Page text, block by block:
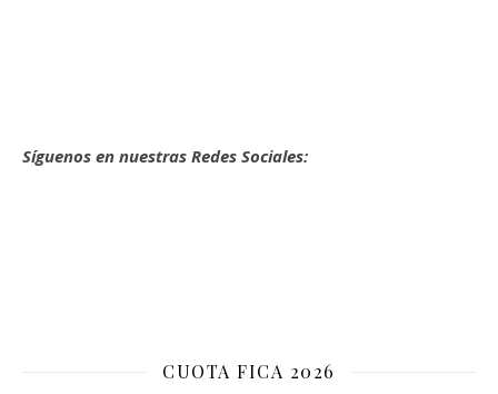
Síguenos en nuestras Redes Sociales:
CUOTA FICA 2026